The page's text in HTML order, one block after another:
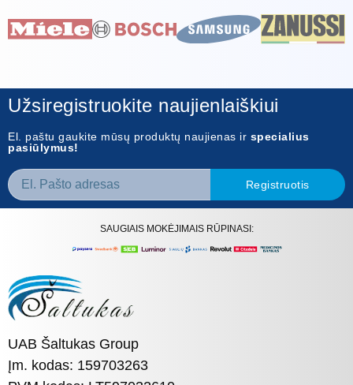
Užsiregistruokite naujienlaiškiui
El. paštu gaukite mūsų produktų naujienas ir specialius
pasiūlymus!
Registruotis
SAUGIAIS MOKĖJIMAIS RŪPINASI:
UAB Šaltukas Group
Įm. kodas: 159703263